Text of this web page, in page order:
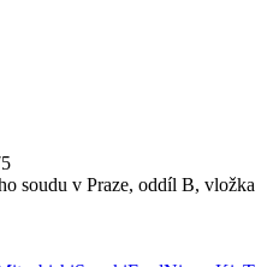
soudu v Praze, oddíl B, vložka